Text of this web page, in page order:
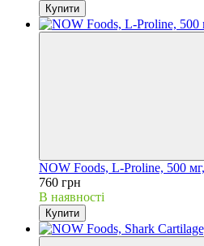
Купити
NOW Foods, L-Proline, 500
760 грн
В наявності
Купити